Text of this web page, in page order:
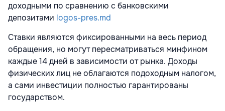
доходными по сравнению с банковскими
депозитами logos-pres.md
Ставки являются фиксированными на весь период
обращения, но могут пересматриваться минфином
каждые 14 дней в зависимости от рынка. Доходы
физических лиц не облагаются подоходным налогом,
а сами инвестиции полностью гарантированы
государством.